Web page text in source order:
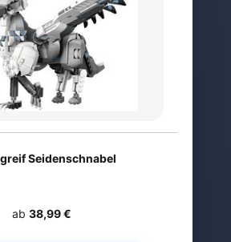
Seidenschnabel
ab 38,99 €